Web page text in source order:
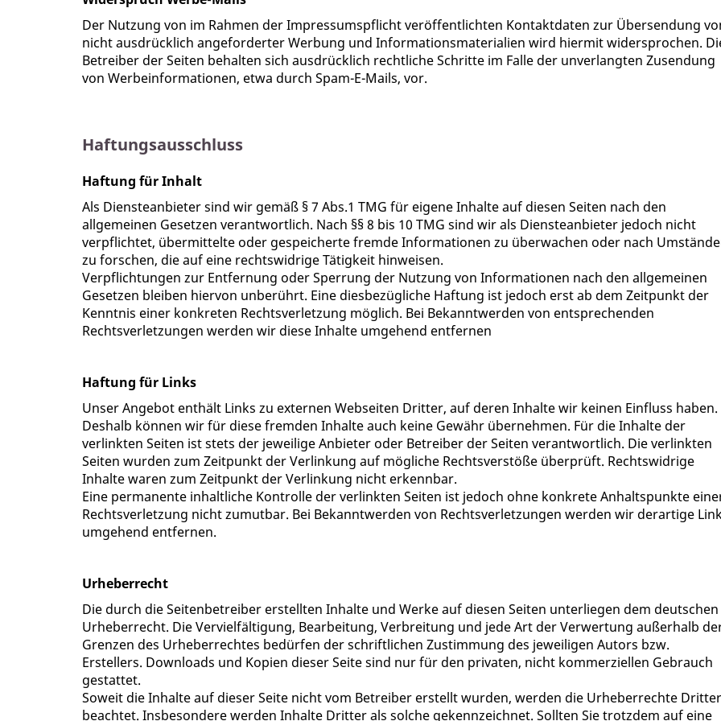
Der Nutzung von im Rahmen der Impressumspflicht veröffentlichten Kontaktdaten zur Übersendung
nicht ausdrücklich angeforderter Werbung und Informationsmaterialien wird hiermit widersprochen.
Betreiber der Seiten behalten sich ausdrücklich rechtliche Schritte im Falle der unverlangten Zusendung
von Werbeinformationen, etwa durch Spam-E-Mails, vor.
Haftungsausschluss
Haftung für Inhalt
Als Diensteanbieter sind wir gemäß § 7 Abs.1 TMG für eigene Inhalte auf diesen Seiten nach den
allgemeinen Gesetzen verantwortlich. Nach §§ 8 bis 10 TMG sind wir als Diensteanbieter jedoch nicht
verpflichtet, übermittelte oder gespeicherte fremde Informationen zu überwachen oder nach
zu forschen, die auf eine rechtswidrige Tätigkeit hinweisen.
Verpflichtungen zur Entfernung oder Sperrung der Nutzung von Informationen nach den allgemeinen
Gesetzen bleiben hiervon unberührt. Eine diesbezügliche Haftung ist jedoch erst ab dem Zeitpunkt der
Kenntnis einer konkreten Rechtsverletzung möglich. Bei Bekanntwerden von entsprechenden
Rechtsverletzungen werden wir diese Inhalte umgehend entfernen
Haftung für Links
Unser Angebot enthält Links zu externen Webseiten Dritter, auf deren Inhalte wir keinen Einfluss haben.
Deshalb können wir für diese fremden Inhalte auch keine Gewähr übernehmen. Für die Inhalte der
verlinkten Seiten ist stets der jeweilige Anbieter oder Betreiber der Seiten verantwortlich. Die verlinkten
Seiten wurden zum Zeitpunkt der Verlinkung auf mögliche Rechtsverstöße überprüft. Rechtswidrige
Inhalte waren zum Zeitpunkt der Verlinkung nicht erkennbar.
Eine permanente inhaltliche Kontrolle der verlinkten Seiten ist jedoch ohne konkrete Anhaltspunkte
Rechtsverletzung nicht zumutbar. Bei Bekanntwerden von Rechtsverletzungen werden wir derartige
umgehend entfernen.
Urheberrecht
Die durch die Seitenbetreiber erstellten Inhalte und Werke auf diesen Seiten unterliegen dem deutschen
Urheberrecht. Die Vervielfältigung, Bearbeitung, Verbreitung und jede Art der Verwertung außerhalb
Grenzen des Urheberrechtes bedürfen der schriftlichen Zustimmung des jeweiligen Autors bzw.
Erstellers. Downloads und Kopien dieser Seite sind nur für den privaten, nicht kommerziellen Gebrauch
gestattet.
Soweit die Inhalte auf dieser Seite nicht vom Betreiber erstellt wurden, werden die Urheberrechte Dritter
beachtet. Insbesondere werden Inhalte Dritter als solche gekennzeichnet. Sollten Sie trotzdem auf eine